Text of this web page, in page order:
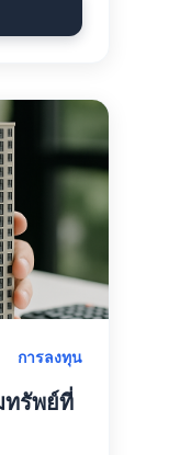
การลงทุน
ทรัพย์ที่